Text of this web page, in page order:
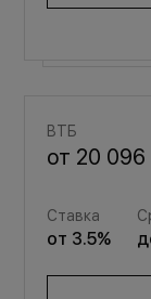
от23 472
от3.5%
ВТБ
от 20 096
Ставка
от 3.5%